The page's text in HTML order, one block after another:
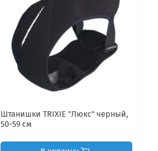
Штанишки TRIXIE "Люкс" черный,
50-59 см